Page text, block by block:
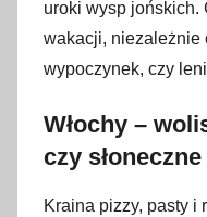
uroki wysp jońskich.
wakacji, niezależnie
wypoczynek, czy
Włochy –
czy
Kraina pizzy, pasty i